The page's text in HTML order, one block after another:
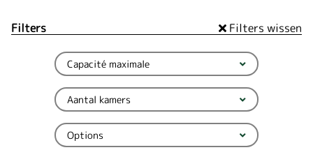
Filters Filters wissen
Capacité maximale
Aantal kamers
Options